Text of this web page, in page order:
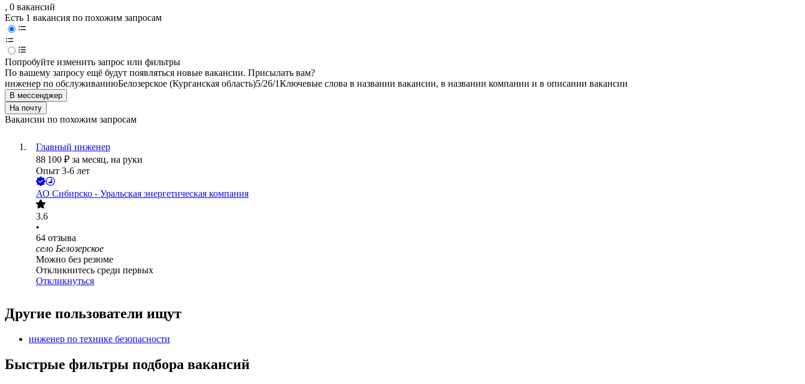
, 0 вакансий
Есть 1 вакансия по похожим запросам
Попробуйте изменить запрос или фильтры
По вашему запросу ещё будут появляться новые вакансии. Присылать вам?
инженер по обслуживаниюБелозерское (Курганская область)5/26/1Ключевые слова в названии вакансии, в названии компании и в описании вакансии
В мессенджер
На почту
Вакансии по похожим запросам
Главный инженер
88 100 ₽ за месяц, на руки
Опыт 3-6 лет
АО Сибирско - Уральская энергетическая компания
3.6
•
64 отзыва
село Белозерское
Можно без резюме
Откликнитесь среди первых
Откликнуться
Другие пользователи ищут
инженер по технике безопасности
Быстрые фильтры подбора вакансий